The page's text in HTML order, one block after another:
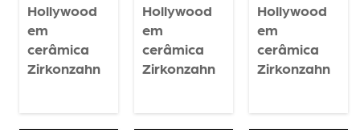
Hollywood
em
cerâmica
Zirkonzahn
Hollywood
em
cerâmica
Zirkonzahn
Hollywood
em
cerâmica
Zirkonzahn